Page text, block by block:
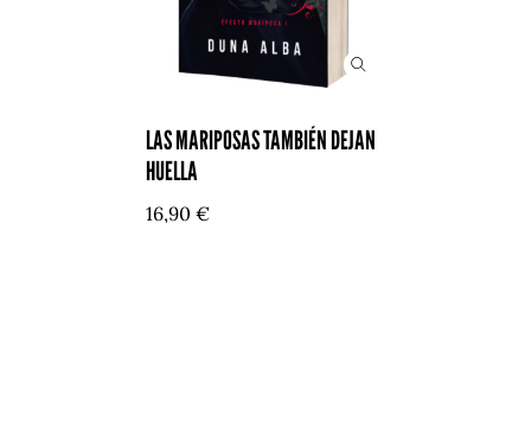
LAS MARIPOSAS TAMBIÉN DEJAN
HUELLA
16,90€